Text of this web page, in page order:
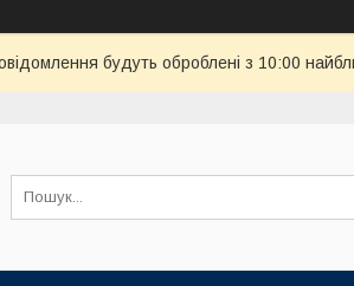
будуть оброблені з 10:00